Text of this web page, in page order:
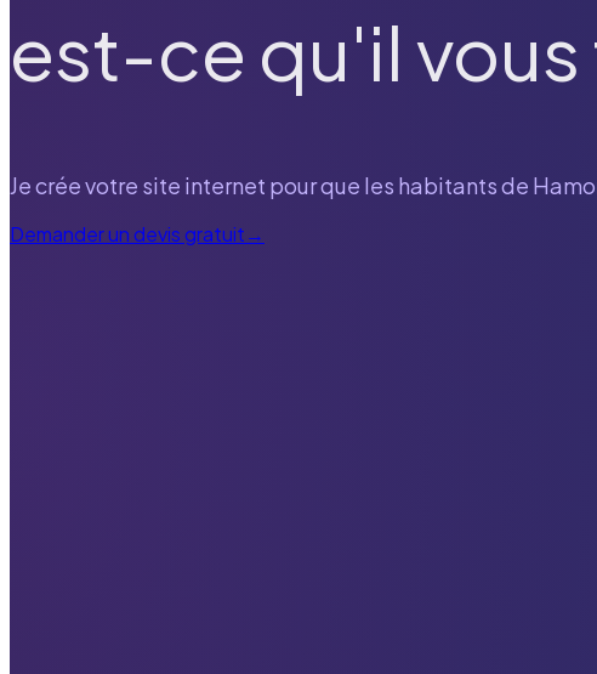
est-ce qu'il vous
Je crée votre site internet pour que les habitants de
Demander un devis gratuit→